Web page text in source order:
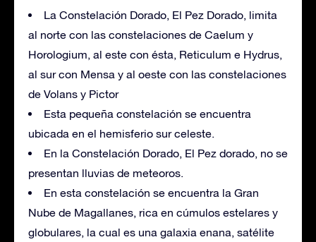
La Constelación Dorado, El Pez Dorado, limita
al norte con las constelaciones de Caelum y
Horologium, al este con ésta, Reticulum e Hydrus,
al sur con Mensa y al oeste con las constelaciones
de Volans y Pictor
Esta pequeña constelación se encuentra
ubicada en el hemisferio sur celeste.
En la Constelación Dorado, El Pez dorado, no se
presentan lluvias de meteoros.
En esta constelación se encuentra la Gran
Nube de Magallanes, rica en cúmulos estelares y
globulares, la cual es una galaxia enana, satélite